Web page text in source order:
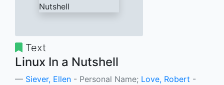
Text
Linux In a Nutshell
Siever, Ellen - Personal Name; Love, Robert -